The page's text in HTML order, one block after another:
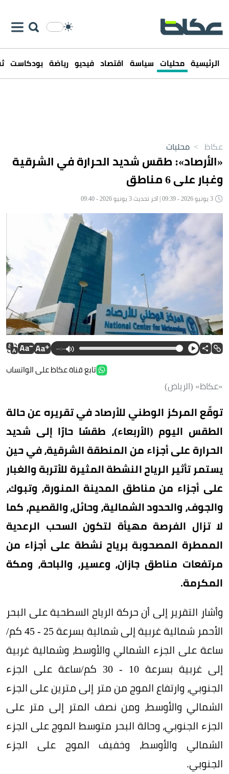
الرئيسية محليات سياسة اقتصاد فيديو رياضة بودكاست
عكاظ > محليات
«الأرصاد»: طقس شديد الحرارة في الشرقية
وغبار على 6 مناطق
--:--
تابع قناة عكاظ على الواتساب
«عكاظ» (الرياض)
توقّع المركز الوطني للأرصاد في تقريره عن حالة
الطقس اليوم (الأربعاء)، طقسًا حارًا إلى شديد
الحرارة على أجزاء من المنطقة الشرقية، في حين
يستمر تأثير الرياح النشطة المثيرة للأتربة والغبار
على أجزاء من مناطق المدينة المنورة، وتبوك،
والجوف، والحدود الشمالية، وحائل، والقصيم، كما
لا تزال الفرصة مهيأة لتكون السحب الرعدية
الممطرة المصحوبة برياح نشطة على أجزاء من
مرتفعات مناطق جازان، وعسير، والباحة، ومكة
المكرمة.
وأشار التقرير إلى أن حركة الرياح السطحية على البحر
الأحمر شمالية غربية إلى شمالية بسرعة 25 - 45 كم/
ساعة على الجزء الشمالي والأوسط، وشمالية غربية
إلى غربية بسرعة 10 - 30 كم/ساعة على الجزء
الجنوبي، وارتفاع الموج من متر إلى مترين على الجزء
الشمالي والأوسط، ومن نصف المتر إلى متر على
الجزء الجنوبي، وحالة البحر متوسط الموج على الجزء
الشمالي والأوسط، وخفيف الموج على الجزء
الجنوبي.